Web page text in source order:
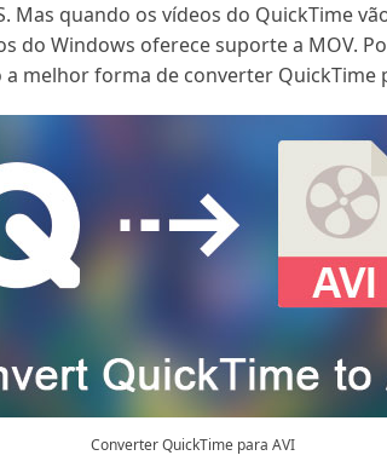
quando os vídeos do QuickTime
do Windows oferece suporte a MOV.
melhor forma de converter QuickTime
Converter QuickTime para AVI